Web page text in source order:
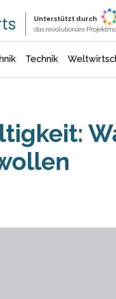
Unterstützt durch
das revolutionäre
Technik